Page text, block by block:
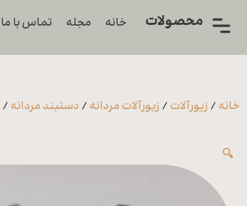
محصولات
زیورآلات
ورشو
محصولات خانه مجله تماس با ما
خانه/ زیورآلات/ زیورآلات مردانه/ دستبند مردانه/
🔍